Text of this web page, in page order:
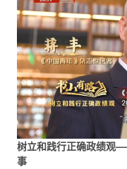
树立和践行正确政绩观
事